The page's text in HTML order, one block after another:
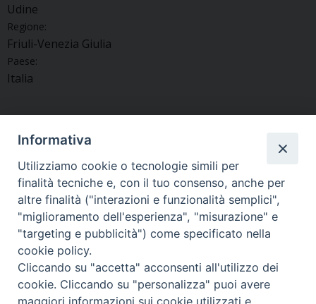
Udine
Regione:
Friuli-Venezia Giulia
Paese:
Italia
Forgaria, si benedice la
restaurata ancona votiva di
Forcja
La Collaborazione pastorale
di Manzano celebra San
Valentino
Copyright © Arcidiocesi di Udine 2018
Informativa
Utilizziamo cookie o tecnologie simili per
finalità tecniche e, con il tuo consenso, anche per
altre finalità ("interazioni e funzionalità semplici",
"miglioramento dell'esperienza", "misurazione" e
"targeting e pubblicità") come specificato nella
cookie policy.
Cliccando su "accetta" acconsenti all'utilizzo dei
cookie. Cliccando su "personalizza" puoi avere